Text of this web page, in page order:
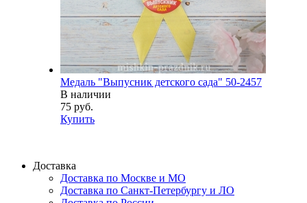
Медаль "Выпусник детского сада" 50-2457
В наличии
75 руб.
Купить
Доставка
Доставка по Москве и МО
Доставка по Санкт-Петербургу и ЛО